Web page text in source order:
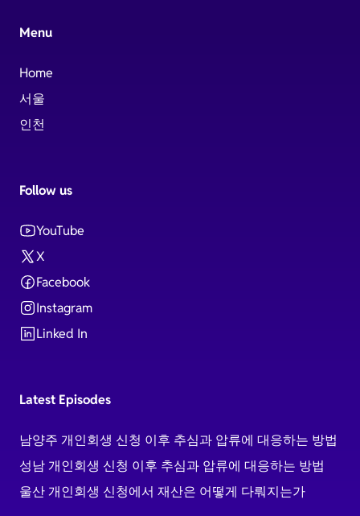
Menu
Home
서울
인천
Follow us
YouTube
X
Facebook
Instagram
Linked In
Latest Episodes
남양주 개인회생 신청 이후 추심과 압류에 대응하는 방법
성남 개인회생 신청 이후 추심과 압류에 대응하는 방법
울산 개인회생 신청에서 재산은 어떻게 다뤄지는가